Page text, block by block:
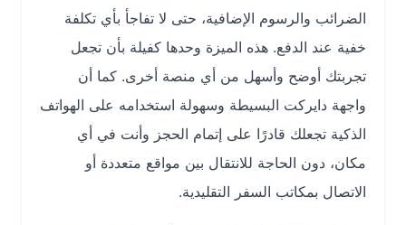
الضرائب والرسوم الإضافية، حتى لا تفاجأ بأي تكلفة
خفية عند الدفع. هذه الميزة وحدها كفيلة بأن تجعل
تجربتك أوضح وأسهل من أي منصة أخرى. كما أن
واجهة دايركت البسيطة وسهولة استخدامه على الهواتف
الذكية تجعلك قادرًا على إتمام الحجز وأنت في أي
مكان، دون الحاجة للانتقال بين مواقع متعددة أو
الاتصال بمكاتب السفر التقليدية.